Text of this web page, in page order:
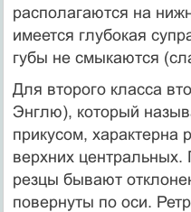
располагаются на
имеется глубокая
губы не смыкаются
Для второго класса
Энглю), который
прикусом, характерна
верхних
резцы бывают
повернуты по оси.